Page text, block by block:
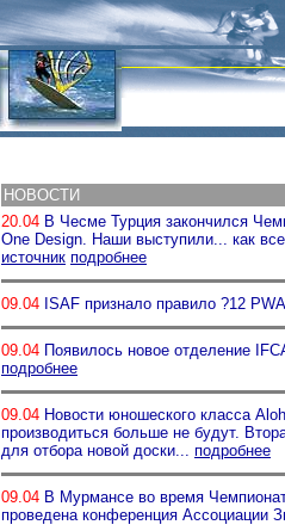
НОВОСТИ
20.04 В Чесме Турция закончился
One Design. Наши выступили... как
источник подробнее
09.04 ISAF признало правило ?12
09.04 Появилось новое отделение
подробнее
09.04 Новости юношеского класса
производиться больше не будут.
для отбора новой доски... подробнее
09.04 В Мурмансе во время
проведена конференция Ассоциации